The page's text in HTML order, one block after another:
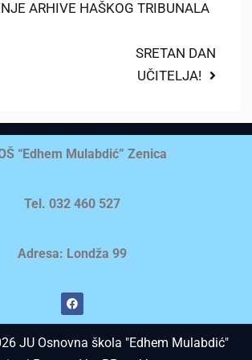
ARHIVE HAŠKOG TRIBUNALA
SRETAN DAN
UČITELJA!
“Edhem Mulabdić” Zenica
Tel. 032 460 527
Adresa: Londža 99
JU Osnovna škola "Edhem Mulabdić"